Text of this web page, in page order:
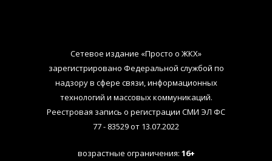
Сетевое издание «Просто о ЖКХ»
зарегистрировано Федеральной службой по
надзору в сфере связи, информационных
технологий и массовых коммуникаций.
Реестровая запись о регистрации СМИ ЭЛ ФС
77 - 83529 от 13.07.2022
возрастные ограничения: 16+